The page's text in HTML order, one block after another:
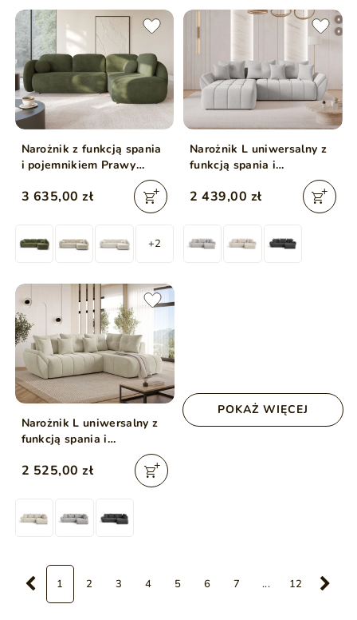
Narożnik z funkcją spania
i pojemnikiem Prawy
3 635,00 zł
+2
Narożnik L uniwersalny z
funkcją spania i
pojemnikiem Decor Szary
2 439,00 zł
Narożnik L uniwersalny z
funkcją spania i
Beżowy
2 525,00 zł
POKAŻ WIĘCEJ
1 2 3 4 5 6 7 ... 12